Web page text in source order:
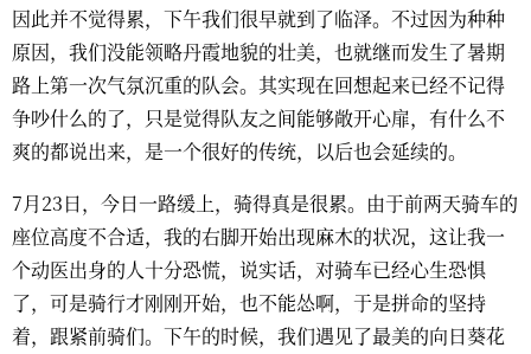
因此并不觉得累，下午我们很早就到了临泽。不过因为种种
原因，我们没能领略丹霞地貌的壮美，也就继而发生了暑期
路上第一次气氛沉重的队会。其实现在回想起来已经不记得
争吵什么的了，只是觉得队友之间能够敞开心扉，有什么不
爽的都说出来，是一个很好的传统，以后也会延续的。
7月23日，今日一路缓上，骑得真是很累。由于前两天骑车的
座位高度不合适，我的右脚开始出现麻木的状况，这让我一
个动医出身的人十分恐慌，说实话，对骑车已经心生恐惧
了，可是骑行才刚刚开始，也不能怂啊，于是拼命的坚持
着，跟紧前骑们。下午的时候，我们遇见了最美的向日葵花